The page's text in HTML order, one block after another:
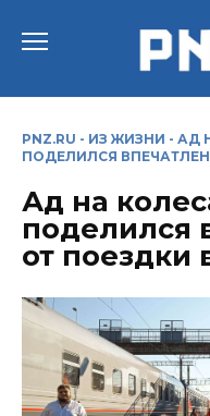
PNZ.RU - ИЗ ЖИЗНИ - АД
ПОДЕЛИЛСЯ
Ад на
поделился
от поездки